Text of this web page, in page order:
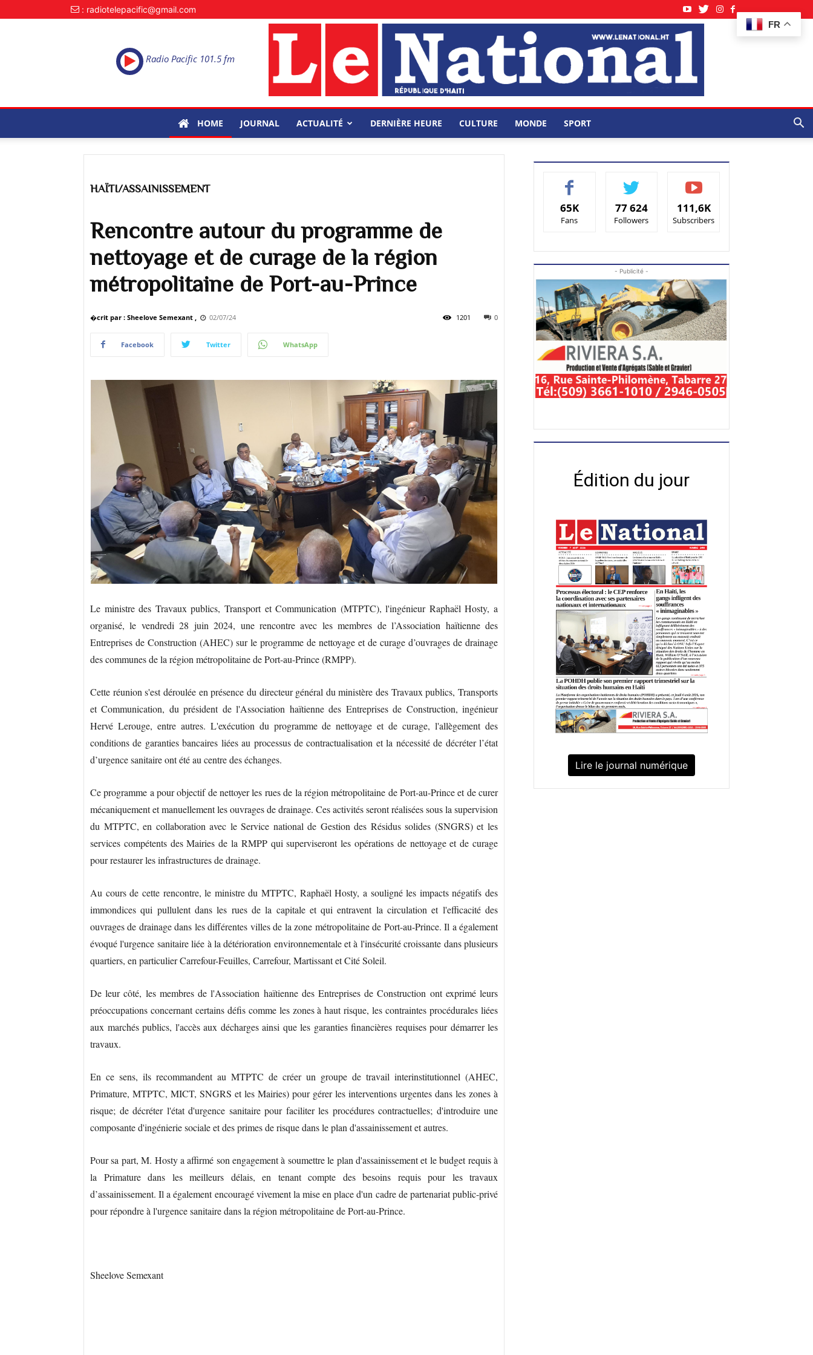
FR
: radiotelepacific@gmail.com
Radio Pacific 101.5 fm
HOME JOURNAL ACTUALITÉ DERNIÈRE HEURE CULTURE MONDE SPORT
HAÏTI/ASSAINISSEMENT
Rencontre autour du programme de
nettoyage et de curage de la région
métropolitaine de Port-au-Prince
�crit par : Sheelove Semexant , 02/07/24 0
1201
Facebook Twitter WhatsApp
Le ministre des Travaux publics, Transport et Communication (MTPTC), l'ingénieur Raphaël Hosty, a
organisé, le vendredi 28 juin 2024, une rencontre avec les membres de l’Association haïtienne des
Entreprises de Construction (AHEC) sur le programme de nettoyage et de curage d’ouvrages de drainage
des communes de la région métropolitaine de Port-au-Prince (RMPP).
Cette réunion s'est déroulée en présence du directeur général du ministère des Travaux publics, Transports
et Communication, du président de l'Association haïtienne des Entreprises de Construction, ingénieur
Hervé Lerouge, entre autres. L'exécution du programme de nettoyage et de curage, l'allègement des
conditions de garanties bancaires liées au processus de contractualisation et la nécessité de décréter l’état
d’urgence sanitaire ont été au centre des échanges.
Ce programme a pour objectif de nettoyer les rues de la région métropolitaine de Port-au-Prince et de curer
mécaniquement et manuellement les ouvrages de drainage. Ces activités seront réalisées sous la supervision
du MTPTC, en collaboration avec le Service national de Gestion des Résidus solides (SNGRS) et les
services compétents des Mairies de la RMPP qui superviseront les opérations de nettoyage et de curage
pour restaurer les infrastructures de drainage.
Au cours de cette rencontre, le ministre du MTPTC, Raphaël Hosty, a souligné les impacts négatifs des
immondices qui pullulent dans les rues de la capitale et qui entravent la circulation et l'efficacité des
ouvrages de drainage dans les différentes villes de la zone métropolitaine de Port-au-Prince. Il a également
évoqué l'urgence sanitaire liée à la détérioration environnementale et à l'insécurité croissante dans plusieurs
quartiers, en particulier Carrefour-Feuilles, Carrefour, Martissant et Cité Soleil.
De leur côté, les membres de l'Association haïtienne des Entreprises de Construction ont exprimé leurs
préoccupations concernant certains défis comme les zones à haut risque, les contraintes procédurales liées
aux marchés publics, l'accès aux décharges ainsi que les garanties financières requises pour démarrer les
travaux.
En ce sens, ils recommandent au MTPTC de créer un groupe de travail interinstitutionnel (AHEC,
Primature, MTPTC, MICT, SNGRS et les Mairies) pour gérer les interventions urgentes dans les zones à
risque; de décréter l'état d'urgence sanitaire pour faciliter les procédures contractuelles; d'introduire une
composante d'ingénierie sociale et des primes de risque dans le plan d'assainissement et autres.
Pour sa part, M. Hosty a affirmé son engagement à soumettre le plan d'assainissement et le budget requis à
la Primature dans les meilleurs délais, en tenant compte des besoins requis pour les travaux
d’assainissement. Il a également encouragé vivement la mise en place d'un cadre de partenariat public-privé
pour répondre à l'urgence sanitaire dans la région métropolitaine de Port-au-Prince.
Sheelove Semexant
65K
Fans
77 624
Followers
111,6K
Subscribers
- Publicité -
Édition du jour
Lire le journal numérique